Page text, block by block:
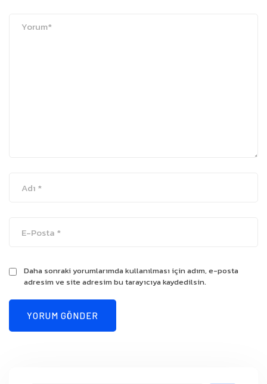
Daha sonraki yorumlarımda kullanılması için adım, e-posta
adresim ve site adresim bu tarayıcıya kaydedilsin.